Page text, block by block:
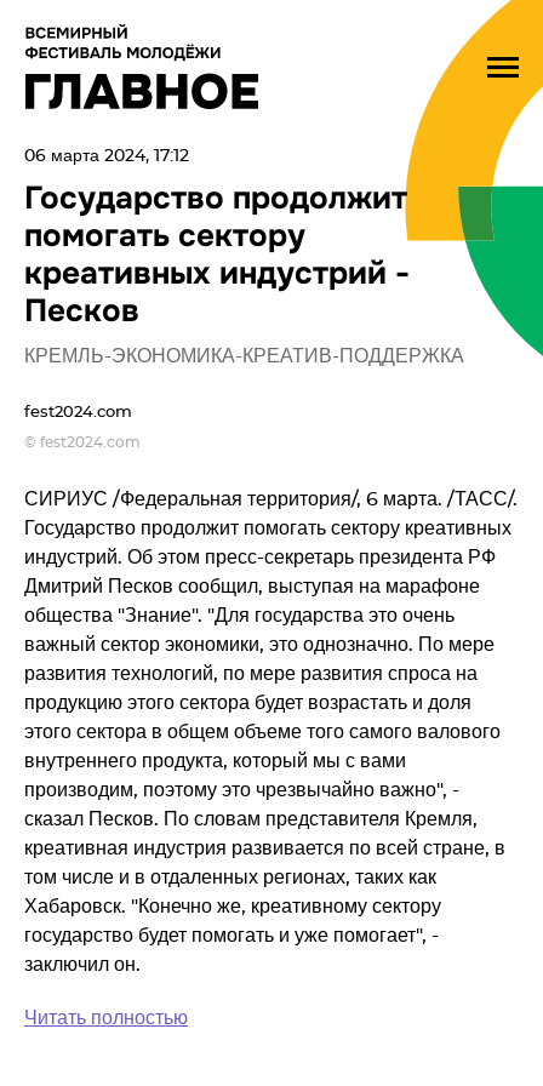
06 марта 2024, 17:12
Государство продолжит
помогать сектору
креативных индустрий -
Песков
КРЕМЛЬ-ЭКОНОМИКА-КРЕАТИВ-ПОДДЕРЖКА
fest2024.com
© fest2024.com
СИРИУС /Федеральная территория/, 6 марта. /ТАСС/.
Государство продолжит помогать сектору креативных
индустрий. Об этом пресс-секретарь президента РФ
Дмитрий Песков сообщил, выступая на марафоне
общества "Знание". "Для государства это очень
важный сектор экономики, это однозначно. По мере
развития технологий, по мере развития спроса на
продукцию этого сектора будет возрастать и доля
этого сектора в общем объеме того самого валового
внутреннего продукта, который мы с вами
производим, поэтому это чрезвычайно важно", -
сказал Песков. По словам представителя Кремля,
креативная индустрия развивается по всей стране, в
том числе и в отдаленных регионах, таких как
Хабаровск. "Конечно же, креативному сектору
государство будет помогать и уже помогает", -
заключил он.
Читать полностью